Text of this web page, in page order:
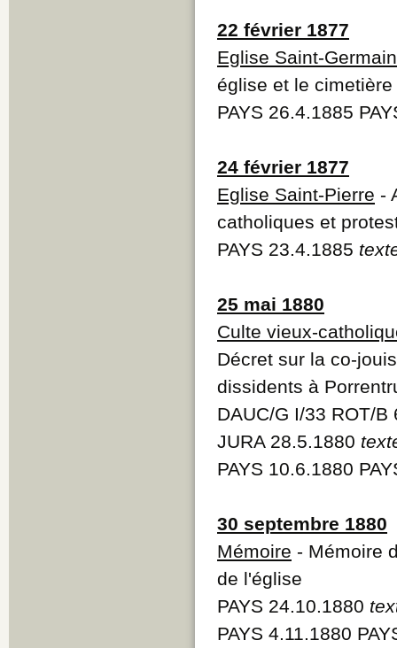
22 février 1877
Eglise Saint-Germain
église et le
PAYS 26.4.1885
24 février 1877
Eglise Saint-Pierre -
catholiques et
PAYS 23.4.1885
25 mai 1880
Culte vieux-
Décret sur la co-
dissidents à
DAUC/G I/33 ROT/B
JURA 28.5.1880
PAYS 10.6.1880
30 septembre 1880
Mémoire - Mémoire
de l'église
PAYS 24.10.1880
PAYS 4.11.1880